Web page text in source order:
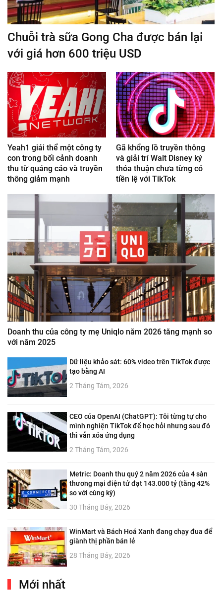
Chuỗi trà sữa Gong Cha được bán lại
với giá hơn 600 triệu USD
Yeah1 giải thể một công ty
con trong bối cảnh doanh
thu từ quảng cáo và truyền
thông giảm mạnh
Gã khổng lồ truyền thông
và giải trí Walt Disney ký
thỏa thuận chưa từng có
tiền lệ với TikTok
Doanh thu của công ty mẹ Uniqlo năm 2026 tăng mạnh so
với năm 2025
Dữ liệu khảo sát: 60% video trên TikTok được
tạo bằng AI
2 Tháng Tám, 2026
CEO của OpenAI (ChatGPT): Tôi từng tự cho
mình nghiện TikTok để học hỏi nhưng sau đó
thì vẫn xóa ứng dụng
2 Tháng Tám, 2026
Metric: Doanh thu quý 2 năm 2026 của 4 sàn
thương mại điện tử đạt 143.000 tỷ (tăng 42%
so với cùng kỳ)
30 Tháng Bảy, 2026
WinMart và Bách Hoá Xanh đang chạy đua để
giành thị phần bán lẻ
28 Tháng Bảy, 2026
Mới nhất